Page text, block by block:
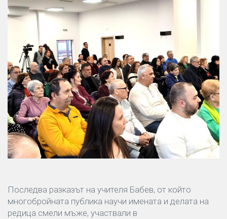
Последва разказът на учителя Бабев, от който
многобройната публика научи имената и делата на
редица смели мъже, участвали в